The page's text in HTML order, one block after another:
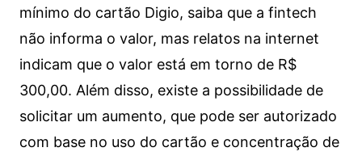
mínimo do cartão Digio, saiba que a fintech
não informa o valor, mas relatos na internet
indicam que o valor está em torno de R$
300,00. Além disso, existe a possibilidade de
solicitar um aumento, que pode ser autorizado
com base no uso do cartão e concentração de